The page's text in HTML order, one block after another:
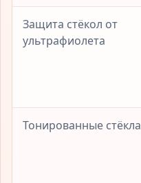
Защита стёкол от
ультрафиолета
Тонированные стёкла